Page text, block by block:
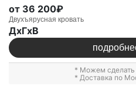
от 36 200₽
Двухъярусная кровать
ДxГxВ
* Можем
* Доставка по